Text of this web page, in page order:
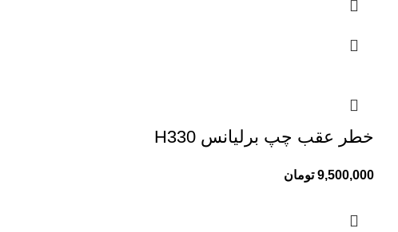
خطر عقب چپ برلیانس H330
9,500,000 تومان